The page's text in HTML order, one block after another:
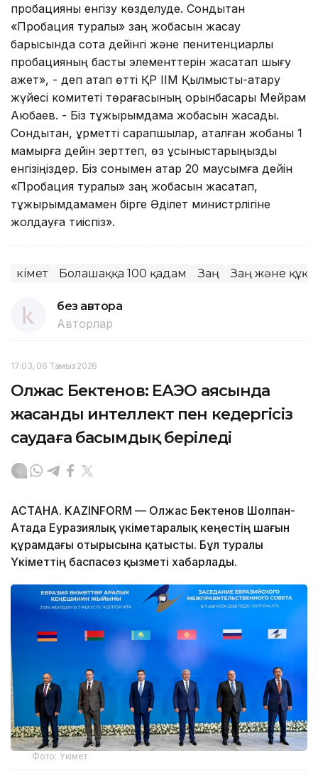
пробацияны енгізу көзделуде. Сондықтан
«Пробация туралы» заң жобасын жасау
барысында сотқа дейінгі және пенитенциарлық
пробацияның басты элементтерін жасақтап шығу
қажет», - деп атап өтті ҚР ІІМ Қылмыстық-атқару
жүйесі комитеті төрағасының орынбасары Мейрам
Аюбаев. - Біз тұжырымдама жобасын жасадық.
Сондықтан, құрметті сарапшылар, аталған жобаны 1
мамырға дейін зерттеп, өз ұсыныстарыңызды
енгізіңіздер. Біз сонымен қатар 20 маусымға дейін
«Пробация туралы» заң жобасын жасақтап,
тұжырымдамамен бірге Әділет министрлігіне
жолдауға тиіспіз».
Үкімет Болашаққа 100 қадам Заң Заң және
без автора
Авторлар
17:03, 06 Тамыз 2026
Олжас Бектенов: ЕАЭО аясында
жасанды интеллект пен кедергісіз
саудаға басымдық беріледі
АСТАНА. KAZINFORM — Олжас Бектенов Шолпан-
Атада Еуразиялық үкіметаралық кеңестің шағын
құрамдағы отырысына қатысты. Бұл туралы
Үкіметтің баспасөз қызметі хабарлады.
Фото: Үкімет